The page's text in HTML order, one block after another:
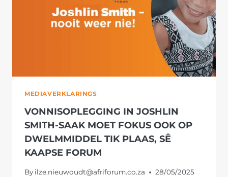
MEDIAVERKLARINGS
VONNISOPLEGGING IN JOSHLIN
SMITH-SAAK MOET FOKUS OOK OP
DWELMMIDDEL TIK PLAAS, SÊ
KAAPSE FORUM
By ilze.nieuwoudt@afriforum.co.za 28/05/2025